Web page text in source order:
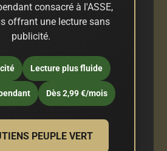
consacré à l'ASSE,
offrant une lecture sans
publicité.
Lecture plus fluide
Dès 2,99 €/mois
PEUPLE VERT